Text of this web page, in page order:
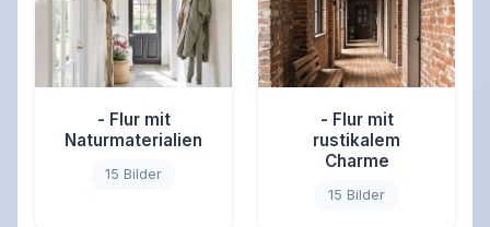
- Flur mit
Naturmaterialien
15 Bilder
- Flur mit
rustikalem
Charme
15 Bilder